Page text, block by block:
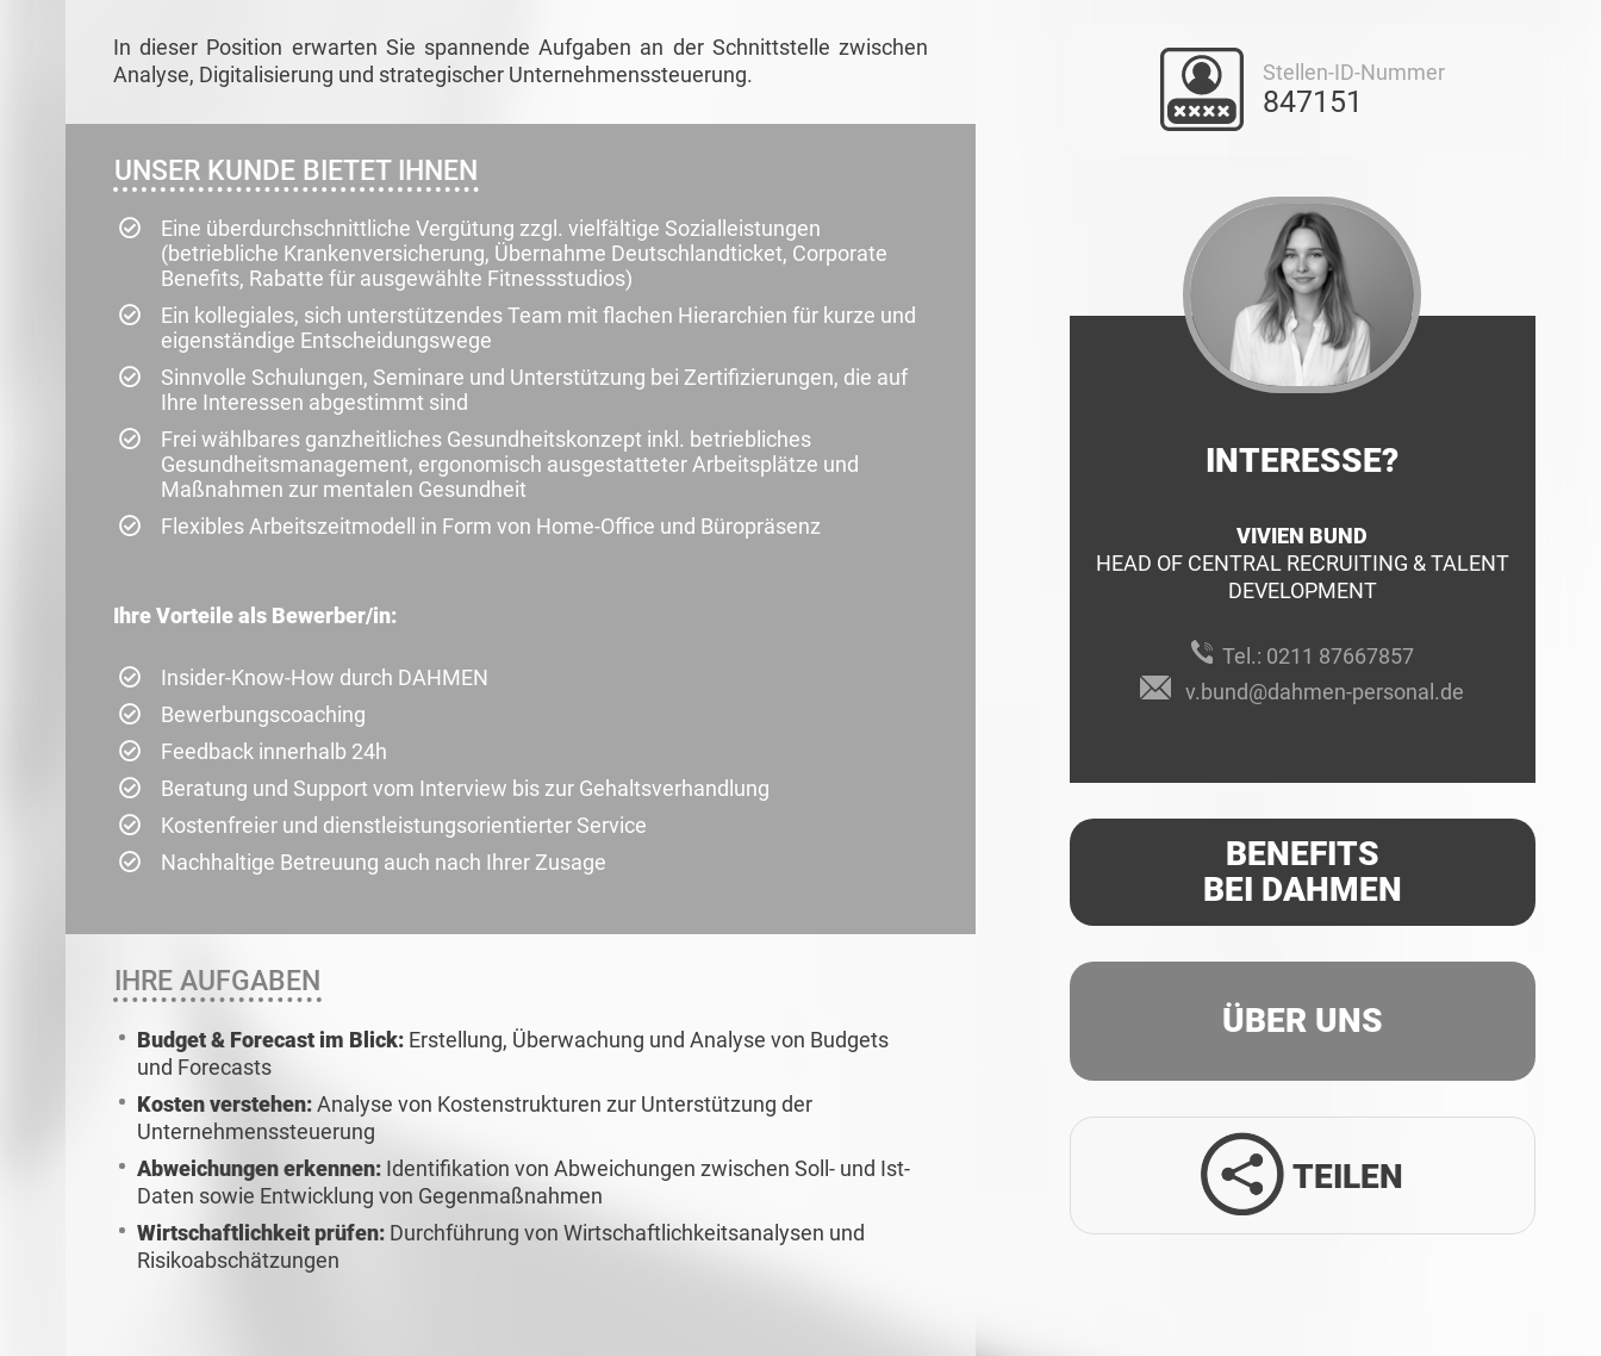
In dieser Position erwarten Sie spannende Aufgaben an der Schnittstelle zwischen
Analyse, Digitalisierung und strategischer Unternehmenssteuerung.
UNSER KUNDE BIETET IHNEN
Eine überdurchschnittliche Vergütung zzgl. vielfältige Sozialleistungen
(betriebliche Krankenversicherung, Übernahme Deutschlandticket, Corporate
Benefits, Rabatte für ausgewählte Fitnessstudios)
Ein kollegiales, sich unterstützendes Team mit flachen Hierarchien für kurze und
eigenständige Entscheidungswege
Sinnvolle Schulungen, Seminare und Unterstützung bei Zertifizierungen, die auf
Ihre Interessen abgestimmt sind
Frei wählbares ganzheitliches Gesundheitskonzept inkl. betriebliches
Gesundheitsmanagement, ergonomisch ausgestatteter Arbeitsplätze und
Maßnahmen zur mentalen Gesundheit
Flexibles Arbeitszeitmodell in Form von Home-Office und Büropräsenz
Ihre Vorteile als Bewerber/in:
Insider-Know-How durch DAHMEN
Bewerbungscoaching
Feedback innerhalb 24h
Beratung und Support vom Interview bis zur Gehaltsverhandlung
Kostenfreier und dienstleistungsorientierter Service
Nachhaltige Betreuung auch nach Ihrer Zusage
IHRE AUFGABEN
Budget & Forecast im Blick: Erstellung, Überwachung und Analyse von Budgets
und Forecasts
Kosten verstehen:Analyse von Kostenstrukturen zur Unterstützung der
Unternehmenssteuerung
Abweichungen erkennen: Identifikation von Abweichungen zwischen Soll- und Ist-
Daten sowie Entwicklung von Gegenmaßnahmen
Wirtschaftlichkeit prüfen: Durchführung von Wirtschaftlichkeitsanalysen und
Risikoabschätzungen
Stellen-ID-Nummer
847151
INTERESSE?
VIVIEN BUND
HEAD OF CENTRAL RECRUITING & TALENT
DEVELOPMENT
Tel.: 0211 87667857
v.bund@dahmen-personal.de
BENEFITS
BEI DAHMEN
ÜBER UNS
TEILEN